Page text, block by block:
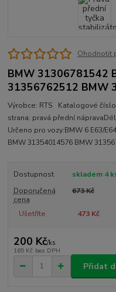
Ohodnotit
BMW 31306781542
31356762512 BMW
Výrobce: RTS Katalogové
strana: pravá přední
Určeno pro vozy:BMW 6 E63/
BMW 31354014576 BMW
Dostupnost
skladem 4
Doporučená
cena
673 Kč
Ušetříte 473 Kč
200 Kč/ks
165 Kč bez DPH
Přidat